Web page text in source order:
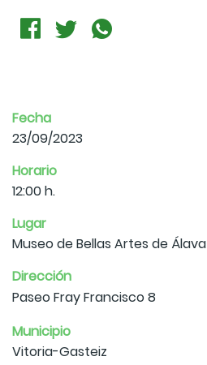
Fecha
23/09/2023
Horario
12:00 h.
Lugar
Museo de Bellas Artes de Álava
Dirección
Paseo Fray Francisco 8
Municipio
Vitoria-Gasteiz